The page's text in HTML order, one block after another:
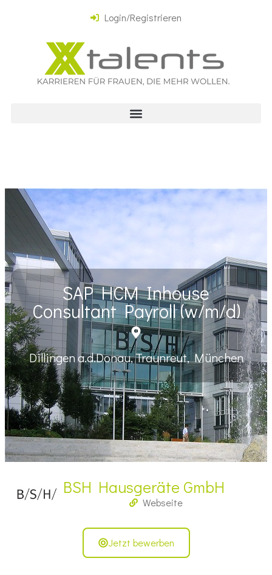
Login/Registrieren
SAP HCM Inhouse
Consultant Payroll (w/m/d)
Dillingen a.d.Donau, Traunreut, München
BSH Hausgeräte GmbH
Webseite
Jetzt bewerben